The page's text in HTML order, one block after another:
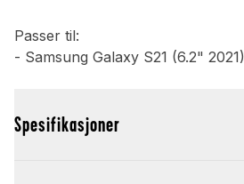
Passer til:
- Samsung Galaxy S21 (6.2"
Spesifikasjoner